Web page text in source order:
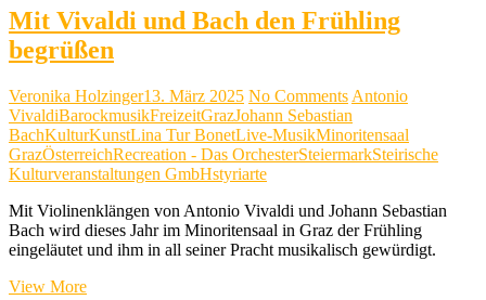
Mit Vivaldi und Bach den Frühling
begrüßen
Veronika Holzinger13. März 2025 No Comments Antonio
VivaldiBarockmusikFreizeitGrazJohann Sebastian
BachKulturKunstLina Tur BonetLive-MusikMinoritensaal
GrazÖsterreichRecreation - Das OrchesterSteiermarkSteirische
Kulturveranstaltungen GmbHstyriarte
Mit Violinenklängen von Antonio Vivaldi und Johann Sebastian
Bach wird dieses Jahr im Minoritensaal in Graz der Frühling
eingeläutet und ihm in all seiner Pracht musikalisch gewürdigt.
View MoreMit